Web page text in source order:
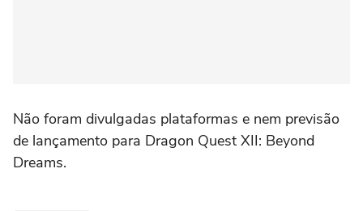
Não foram divulgadas plataformas e nem previsão
de lançamento para Dragon Quest XII: Beyond
Dreams.